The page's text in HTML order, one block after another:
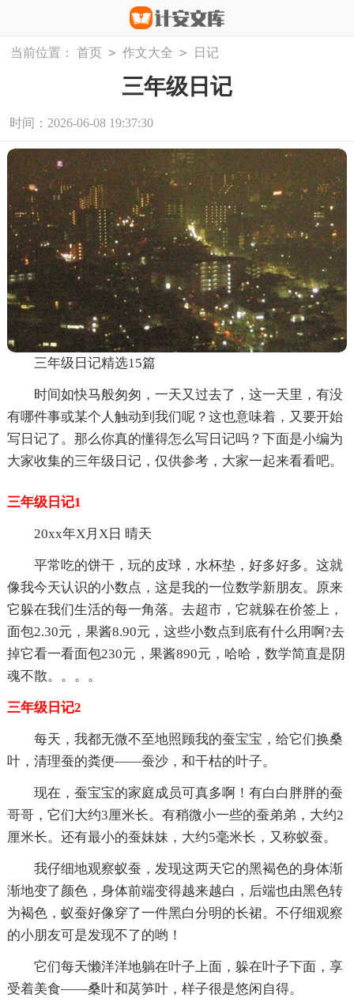
当前位置： 首页 > 作文大全 > 日记
三年级日记
时间：2026-06-08 19:37:30
三年级日记精选15篇
时间如快马般匆匆，一天又过去了，这一天里，有没
有哪件事或某个人触动到我们呢？这也意味着，又要开始
写日记了。那么你真的懂得怎么写日记吗？下面是小编为
大家收集的三年级日记，仅供参考，大家一起来看看吧。
三年级日记1
20xx年X月X日 晴天
平常吃的饼干，玩的皮球，水杯垫，好多好多。这就
像我今天认识的小数点，这是我的一位数学新朋友。原来
它躲在我们生活的每一角落。去超市，它就躲在价签上，
面包2.30元，果酱8.90元，这些小数点到底有什么用啊?去
掉它看一看面包230元，果酱890元，哈哈，数学简直是阴
魂不散。。。。
三年级日记2
每天，我都无微不至地照顾我的蚕宝宝，给它们换桑
叶，清理蚕的粪便——蚕沙，和干枯的叶子。
现在，蚕宝宝的家庭成员可真多啊！有白白胖胖的蚕
哥哥，它们大约3厘米长。有稍微小一些的蚕弟弟，大约2
厘米长。还有最小的蚕妹妹，大约5毫米长，又称蚁蚕。
我仔细地观察蚁蚕，发现这两天它的黑褐色的身体渐
渐地变了颜色，身体前端变得越来越白，后端也由黑色转
为褐色，蚁蚕好像穿了一件黑白分明的长裙。不仔细观察
的小朋友可是发现不了的哟！
它们每天懒洋洋地躺在叶子上面，躲在叶子下面，享
受着美食——桑叶和莴笋叶，样子很是悠闲自得。